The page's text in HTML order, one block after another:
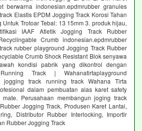
berwarna indonesian.epdmrubber granules
Elastis EPDM Jogging Track Korosi Tahan
Trotoar Tebal: 13 15mm 3. produk hijau,
IAAF Atletik Jogging Track Rubber
Crumb indonesian.epdmrubber
rubber playground Jogging Track Rubber
Crumb Shock Resistant Blok senyawa
kondisi pabrik yang dikontrol dengan
Track | Wahanatirtaplayground
jogging track running track Wahana Tirta
dalam pembuatan alas karet safety
Perusahaan membangun joging track
Jogging Track, Produsen Karet Lantai,
Distributor Rubber Interlocking, Importir
Rubber Jogging Track